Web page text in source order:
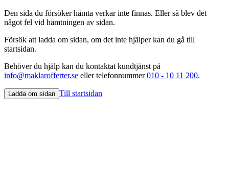
Den sida du försöker hämta verkar inte finnas. Eller så blev det
något fel vid hämtningen av sidan.
Försök att ladda om sidan, om det inte hjälper kan du gå till
startsidan.
Behöver du hjälp kan du kontaktat kundtjänst på
info@maklarofferter.se eller telefonnummer010 - 10 11 200.
Ladda om sidan Till startsidan